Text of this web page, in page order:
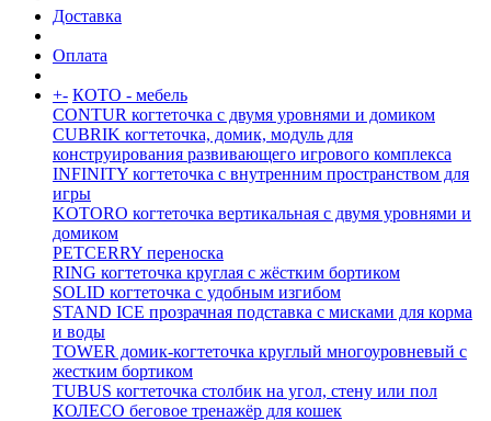
Доставка
Оплата
+- КОТО - мебель
CONTUR когтеточка с двумя уровнями и домиком
CUBRIK когтеточка, домик, модуль для
конструирования развивающего игрового комплекса
INFINITY когтеточка с внутренним пространством для
игры
KOTORO когтеточка вертикальная с двумя уровнями и
домиком
PETCERRY переноска
RING когтеточка круглая с жёстким бортиком
SOLID когтеточка с удобным изгибом
STAND ICE прозрачная подставка с мисками для корма
и воды
TOWER домик-когтеточка круглый многоуровневый с
жестким бортиком
TUBUS когтеточка столбик на угол, стену или пол
КОЛЕСО беговое тренажёр для кошек